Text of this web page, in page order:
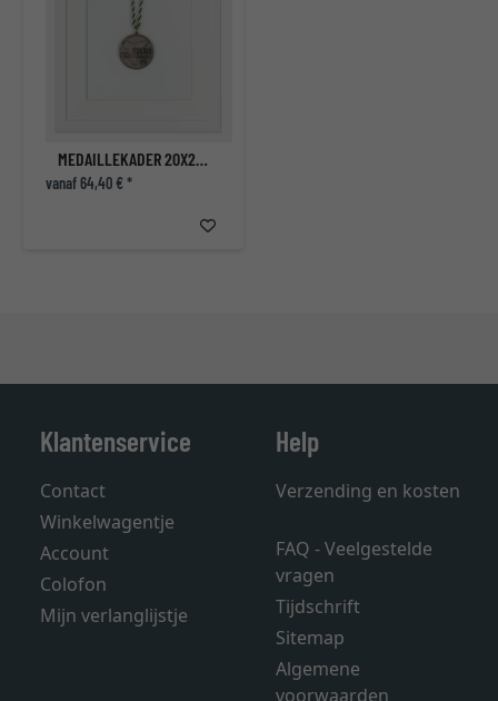
MEDAILLEKADER 20X20 CM, WIT
vanaf 64,40 € *
Klantenservice
Contact
Winkelwagentje
Account
Colofon
Mijn verlanglijstje
Help
Verzending en kosten
FAQ - Veelgestelde
vragen
Tijdschrift
Sitemap
Algemene
voorwaarden